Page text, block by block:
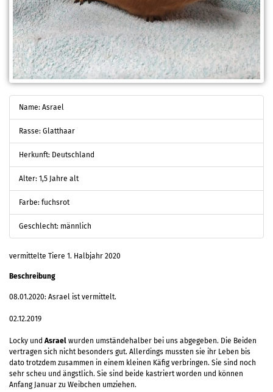
Name: Asrael
Rasse: Glatthaar
Herkunft: Deutschland
Alter: 1,5 Jahre alt
Farbe: fuchsrot
Geschlecht: männlich
vermittelte Tiere 1. Halbjahr 2020
Beschreibung
08.01.2020: Asrael ist vermittelt.
02.12.2019
Locky und Asrael wurden umständehalber bei uns abgegeben. Die Beiden
vertragen sich nicht besonders gut. Allerdings mussten sie ihr Leben bis
dato trotzdem zusammen in einem kleinen Käfig verbringen. Sie sind noch
sehr scheu und ängstlich. Sie sind beide kastriert worden und können
Anfang Januar zu Weibchen umziehen.